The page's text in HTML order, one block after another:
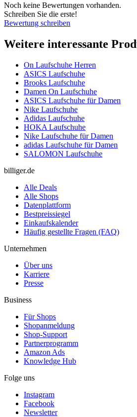
Noch keine Bewertungen vorhanden.
Schreiben Sie die erste!
Bewertung schreiben
Weitere interessante
On Laufschuhe Herren
ASICS Laufschuhe
Brooks Laufschuhe
Damen On Laufschuhe
ASICS Laufschuhe für Damen
Nike Laufschuhe
Adidas Laufschuhe
HOKA Laufschuhe
Nike Laufschuhe für Damen
adidas Laufschuhe für Damen
SALOMON Laufschuhe
billiger.de
Alle Deals
Alle Shops
Datenplattform
Bestpreissiegel
Einkaufskalender
Häufig gestellte Fragen (FAQ)
Unternehmen
Über uns
Karriere
Presse
Business
Für Shops
Shopanmeldung
Shop-Support
Partnerprogramm
Amazon Ads
Knowledge Hub
Folge uns
Instagram
Facebook
Newsletter